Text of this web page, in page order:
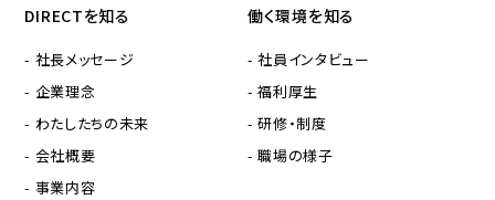
DIRECTを知る
- 社長メッセージ
- 企業理念
- わたしたちの未来
- 会社概要
- 事業内容
働く環境を知る
- 社員インタビュー
- 福利厚生
- 研修・制度
- 職場の様子